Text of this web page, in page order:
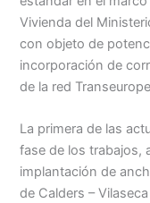
Vivienda del
con objeto de
incorporación de
de la red
La primera de las
fase de los trabajos,
implantación de
de Calders –